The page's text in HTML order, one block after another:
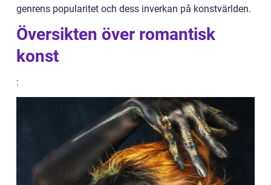
genrens popularitet och dess inverkan på konstvärlden.
Översikten över romantisk
konst
: